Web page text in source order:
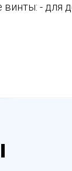
- для